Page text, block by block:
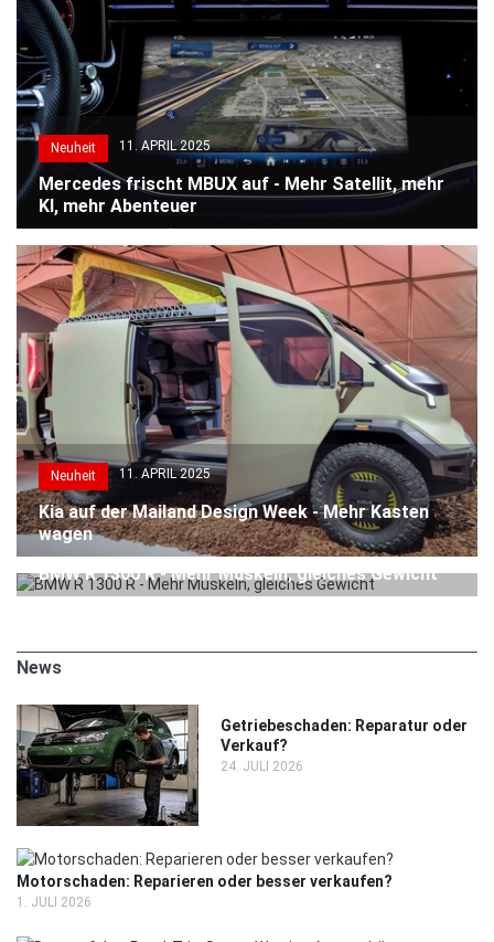
Neuheit 11. APRIL 2025
Mercedes frischt MBUX auf - Mehr Satellit, mehr
KI, mehr Abenteuer
Neuheit 11. APRIL 2025
Kia auf der Mailand Design Week - Mehr Kasten
wagen
Neuheit 11. APRIL 2025
BMW R 1300 R - Mehr Muskeln, gleiches Gewicht
News
Getriebeschaden: Reparatur oder
Verkauf?
24. JULI 2026
Motorschaden: Reparieren oder besser verkaufen?
1. JULI 2026